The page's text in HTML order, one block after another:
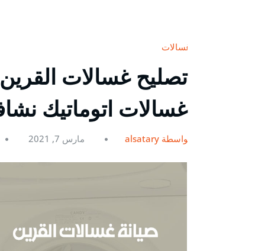
غسالات
غسالات اتوماتيك
بواسطة alsatary مارس 7, 2021